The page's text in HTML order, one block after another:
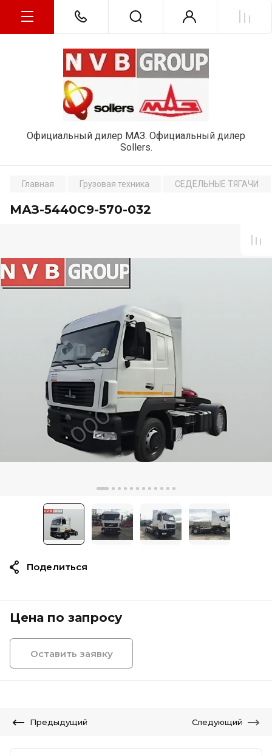
Официальный дилер МАЗ. Официальный дилер
Sollers.
Главная Грузовая техника СЕДЕЛЬНЫЕ ТЯГАЧИ
МАЗ-5440С9-570-032
Цена по запросу
Оставить заявку
Поделиться
Предыдущий Следующий